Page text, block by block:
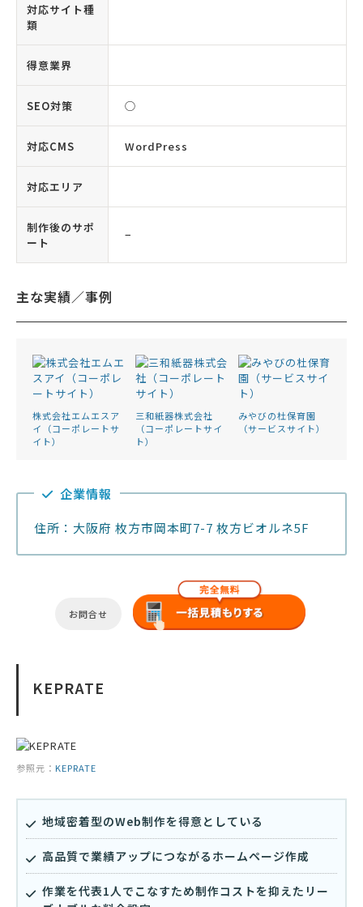
対応サイト種
類
得意業界
SEO対策 ◯
対応CMS WordPress
対応エリア
制作後のサポ
ート
−
主な実績／事例
株式会社エムエスア
イ（コーポレートサ
イト）
三和紙器株式会社
（コーポレートサイ
ト）
みやびの杜保育園
（サービスサイト）
企業情報
住所：大阪府 枚方市岡本町7-7 枚方ビオルネ5F
お問合せ
KEPRATE
参照元： KEPRATE
地域密着型のWeb制作を得意としている
高品質で業績アップにつながるホームページ作成
作業を代表1人でこなすため制作コストを抑えたリー